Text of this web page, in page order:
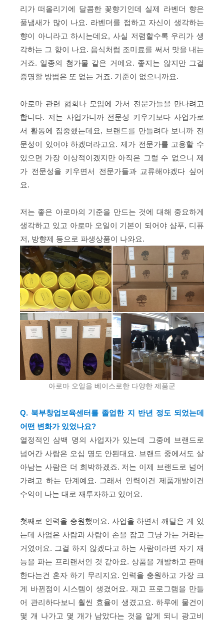
리가 떠올리기에 달콤한 꽃향기인데 실제 라벤더 향은
풀냄새가 많이 나요. 라벤더를 접하고 자신이 생각하는
향이 아니라고 하시는데요, 사실 저렴할수록 우리가 생
각하는 그 향이 나요. 음식처럼 조미료를 써서 맛을 내는
거죠. 일종의 첨가물 같은 거에요. 좋지는 않지만 그걸
증명할 방법은 또 없는 거죠. 기준이 없으니까요.
아로마 관련 협회나 모임에 가서 전문가들을 만나려고
합니다. 저는 사업가니까 전문성 키우기보다 사업가로
서 활동에 집중했는데요, 브랜드를 만들려다 보니까 전
문성이 있어야 하겠더라고요. 제가 전문가를 고용할 수
있으면 가장 이상적이겠지만 아직은 그럴 수 없으니 제
가 전문성을 키우면서 전문가들과 교류해야겠다 싶어
요.
저는 좋은 아로마의 기준을 만드는 것에 대해 중요하게
생각하고 있고 아로마 오일이 기본이 되어야 샴푸, 디퓨
저, 방향제 등으로 파생상품이 나와요.
아로마 오일을 베이스로한 다양한 제품군
Q. 북부창업보육센터를 졸업한 지 반년 정도 되었는데
어떤 변화가 있었나요?
열정적인 삼백 명의 사업자가 있는데 그중에 브랜드로
넘어간 사람은 오십 명도 안된대요. 브랜드 중에서도 살
아남는 사람은 더 희박하겠죠. 저는 이제 브랜드로 넘어
가려고 하는 단계예요. 그래서 인력이건 제품개발이건
수익이 나는 대로 재투자하고 있어요.
첫째로 인력을 충원했어요. 사업을 하면서 깨달은 게 있
는데 사업은 사람과 사람이 손을 잡고 그냥 가는 거라는
거였어요. 그걸 하지 않겠다고 하는 사람이라면 자기 재
능을 파는 프리랜서인 것 같아요. 상품을 개발하고 판매
한다는건 혼자 하기 무리지요. 인력을 충원하고 가장 크
게 바뀐점이 시스템이 생겼어요. 재고 프로그램을 만들
어 관리하다보니 훨씬 효율이 생겼고요. 하루에 물건이
몇 개 나가고 몇 개가 남았다는 것을 알게 되니 광고비